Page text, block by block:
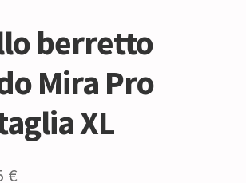
berretto
Mira Pro
XL
€Il